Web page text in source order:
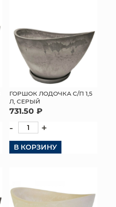
ГОРШОК ЛОДОЧКА С/П 1,5
Л, СЕРЫЙ
731.50 ₽
- +
В КОРЗИНУ